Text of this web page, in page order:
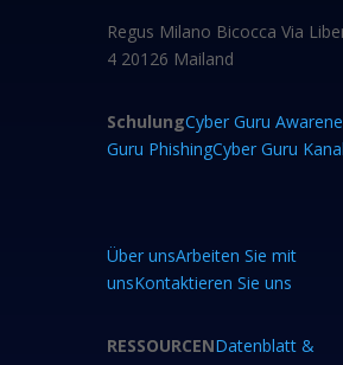
Regus Milano Bicocca Via
4 20126 Mailand
SchulungCyber Guru
Guru PhishingCyber Guru Kanal
Über unsArbeiten Sie mit
unsKontaktieren Sie uns
RESSOURCENDatenblatt &